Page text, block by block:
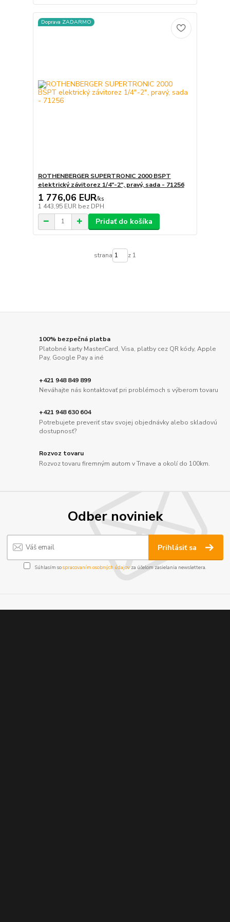
Doprava ZADARMO
ROTHENBERGER SUPERTRONIC 2000 BSPT
elektrický závitorez 1/4"-2", pravý, sada - 71256
1 776,06 EUR/ks
1 443,95 EUR bez DPH
Pridať do košíka
strana z 1
100% bezpečná platba
Platobné karty MasterCard, Visa, platby cez QR kódy, Apple
Pay, Google Pay a iné
+421 948 849 899
Neváhajte nás kontaktovať pri problémoch s výberom tovaru
+421 948 630 604
Potrebujete preveriť stav svojej objednávky alebo skladovú
dostupnosť?
Rozvoz tovaru
Rozvoz tovaru firemným autom v Trnave a okolí do 100km.
Odber noviniek
Prihlásiť sa
Súhlasím sospracovaním osobných údajov za účelom zasielania newslettera.